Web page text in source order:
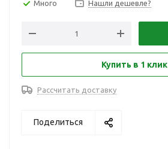
Много Нашли дешевле?
Купить в 1 клик
Рассчитать доставку
Поделиться